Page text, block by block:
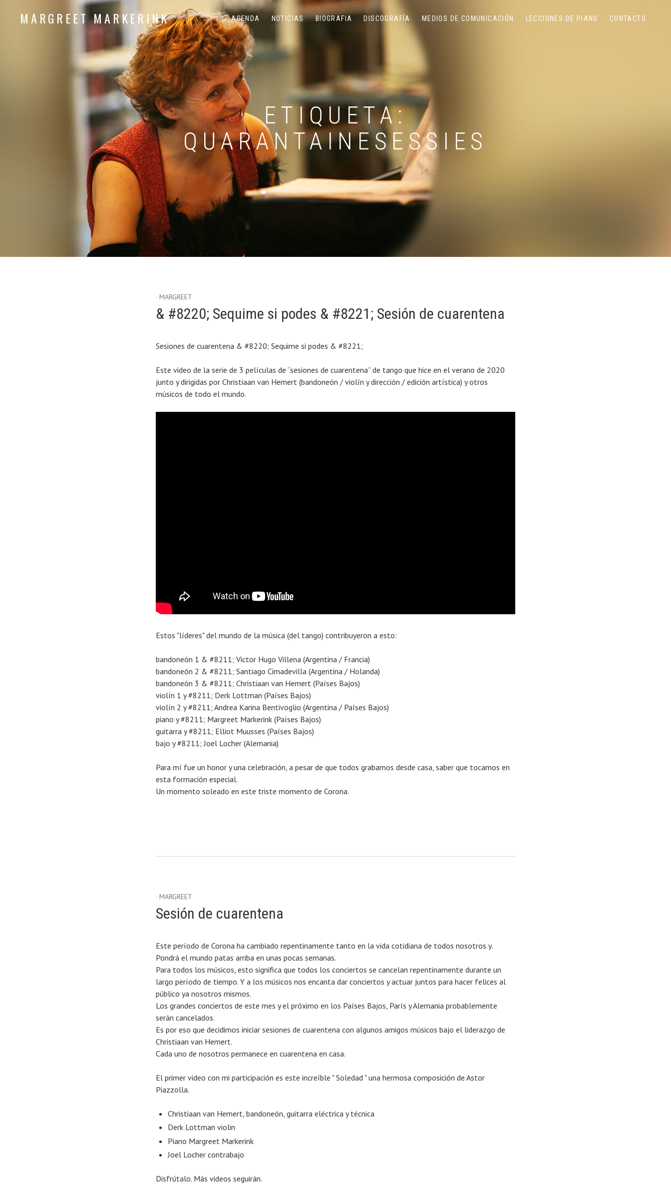
MARGREET MARKERINK AGENDA NOTICIAS BIOGRAFIA DISCOGRAFÍA MEDIOS DE COMUNICACIÓN LECCIONES DE PIANO CONTACTO
ETIQUETA:
QUARANTAINESESSIES
Etiqueta:quarantainesessies
& #8220; Sequime si podes & #8221; Sesión de cuarentena
MARGREET
Sesiones de cuarentena & #8220; Sequime si podes & #8221;
Este video de la serie de 3 películas de “sesiones de cuarentena” de tango que hice en el verano de 2020
junto y dirigidas por Christiaan van Hemert (bandoneón / violín y dirección / edición artística) y otros
músicos de todo el mundo.
Estos "líderes" del mundo de la música (del tango) contribuyeron a esto:
bandoneón 1 & #8211; Victor Hugo Villena (Argentina / Francia)
bandoneón 2 & #8211; Santiago Cimadevilla (Argentina / Holanda)
bandoneón 3 & #8211; Christiaan van Hemert (Países Bajos)
violín 1 y #8211; Derk Lottman (Países Bajos)
violín 2 y #8211; Andrea Karina Bentivoglio (Argentina / Países Bajos)
piano y #8211; Margreet Markerink (Países Bajos)
guitarra y #8211; Elliot Muusses (Países Bajos)
bajo y #8211; Joel Locher (Alemania)
Para mí fue un honor y una celebración, a pesar de que todos grabamos desde casa, saber que tocamos en
esta formación especial.
Un momento soleado en este triste momento de Corona.
Sesión de cuarentena
MARGREET
Este período de Corona ha cambiado repentinamente tanto en la vida cotidiana de todos nosotros y.
Pondrá el mundo patas arriba en unas pocas semanas.
Para todos los músicos, esto significa que todos los conciertos se cancelan repentinamente durante un
largo período de tiempo. Y a los músicos nos encanta dar conciertos y actuar juntos para hacer felices al
público ya nosotros mismos.
Los grandes conciertos de este mes y el próximo en los Países Bajos, París y Alemania probablemente
serán cancelados.
Es por eso que decidimos iniciar sesiones de cuarentena con algunos amigos músicos bajo el liderazgo de
Christiaan van Hemert.
Cada uno de nosotros permanece en cuarentena en casa.
El primer video con mi participación es este increíble " Soledad " una hermosa composición de Astor
Piazzolla.
Christiaan van Hemert, bandoneón, guitarra eléctrica y técnica
Derk Lottman violin
Piano Margreet Markerink
Joel Locher contrabajo
Disfrútalo. Más videos seguirán.